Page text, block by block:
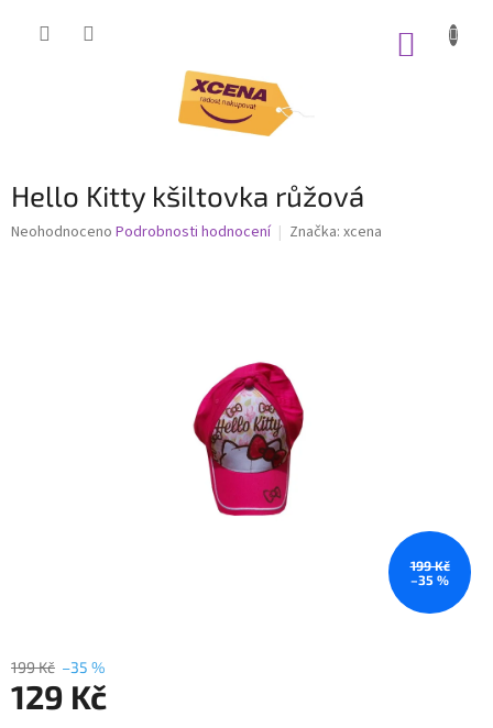
Hello Kitty kšiltovka růžová
Průměrné
Neohodnoceno Podrobnosti hodnocení Značka: xcena
199 Kč
–35 %
199 Kč –35 %
129 Kč